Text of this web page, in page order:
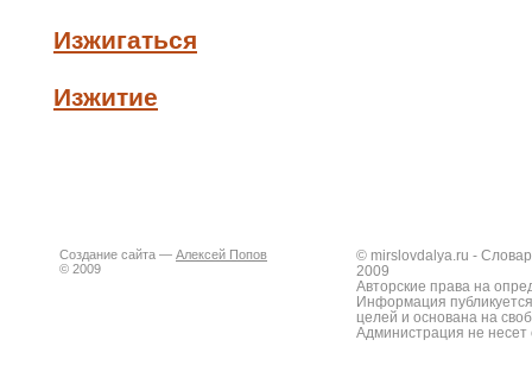
Изжигаться
Изжитие
Создание сайта — Алексей Попов
© 2009
© mirslovdalya.ru -
2009
Авторские права на
Информация
целей и основана на
Администрация не несет